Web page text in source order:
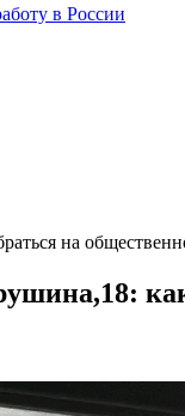
в России
на